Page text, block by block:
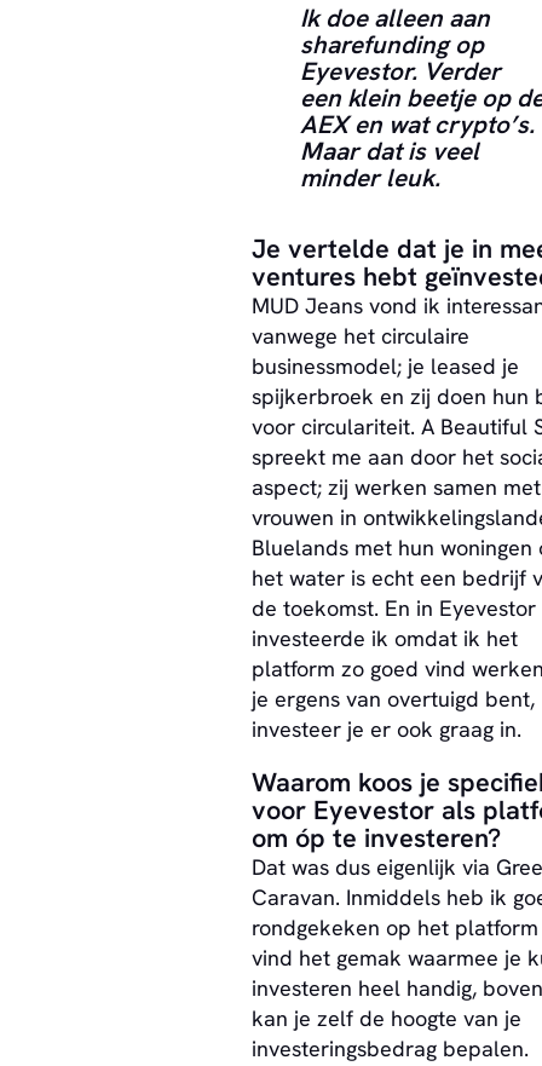
Ik doe alleen aan
sharefunding op
Eyevestor. Verder
een klein beetje op
AEX en wat crypto’s.
Maar dat is veel
minder leuk.
Je vertelde dat je in
ventures hebt
MUD Jeans vond ik
vanwege het circulaire
businessmodel; je leased je
spijkerbroek en zij doen hun
voor circulariteit. A Beautiful
spreekt me aan door het
aspect; zij werken samen met
vrouwen in
Bluelands met hun woningen
het water is echt een bedrijf
de toekomst. En in
investeerde ik omdat ik het
platform zo goed vind
je ergens van overtuigd bent,
investeer je er ook graag in.
Waarom koos je
voor Eyevestor als
om óp te investeren?
Dat was dus eigenlijk via
Caravan. Inmiddels heb ik
rondgekeken op het
vind het gemak waarmee je
investeren heel handig,
kan je zelf de hoogte van je
investeringsbedrag bepalen.